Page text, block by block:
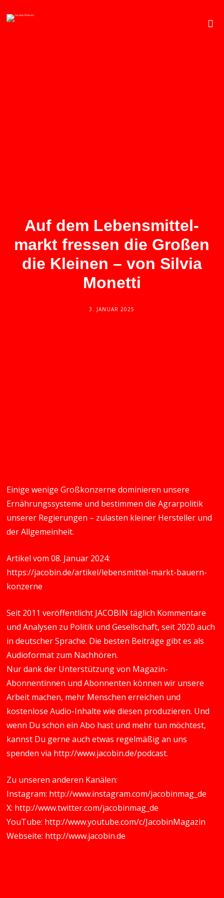
Auf dem Lebensmittel­
markt fressen die Großen
die Kleinen – von Silvia
Monetti
3. JANUAR 2025
Einige wenige Großkonzerne dominieren unsere
Ernährungssysteme und bestimmen die Agrarpolitik
unserer Regierungen – zulasten kleiner Hersteller und
der Allgemeinheit.
Artikel vom 08. Januar 2024:
https://jacobin.de/artikel/lebensmittel-markt-bauern-
konzerne
Seit 2011 veröffentlicht JACOBIN täglich Kommentare
und Analysen zu Politik und Gesellschaft, seit 2020 auch
in deutscher Sprache. Die besten Beiträge gibt es als
Audioformat zum Nachhören.
Nur dank der Unterstützung von Magazin-
Abonnentinnen und Abonnenten können wir unsere
Arbeit machen, mehr Menschen erreichen und
kostenlose Audio-Inhalte wie diesen produzieren. Und
wenn Du schon ein Abo hast und mehr tun möchtest,
kannst Du gerne auch etwas regelmäßig an uns
spenden via http://www.jacobin.de/podcast.
Zu unseren anderen Kanälen:
Instagram: http://www.instagram.com/jacobinmag_de
X: http://www.twitter.com/jacobinmag_de
YouTube: http://www.youtube.com/c/JacobinMagazin
Webseite: http://www.jacobin.de